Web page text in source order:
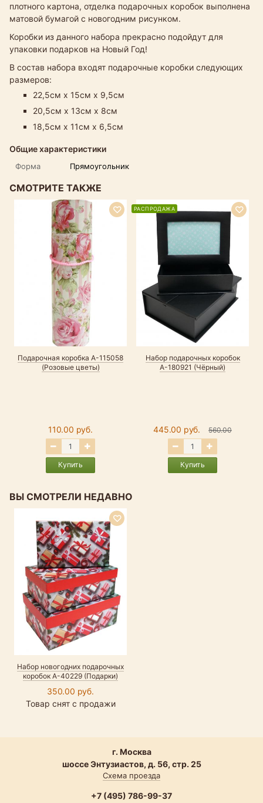
плотного картона, отделка подарочных коробок выполнена
матовой бумагой с новогодним рисунком.
Коробки из данного набора прекрасно подойдут для
упаковки подарков на Новый Год!
В состав набора входят подарочные коробки следующих
размеров:
22,5см х 15см х 9,5см
20,5см х 13см х 8см
18,5см х 11см х 6,5см
Общие характеристики
Форма Прямоугольник
СМОТРИТЕ ТАКЖЕ
Подарочная коробка А-115058
(Розовые цветы)
110.00 руб.
Купить
Набор подарочных коробок
А-180921 (Чёрный)
445.00 руб. 560.00
Купить
РАСПРОДАЖА
ВЫ СМОТРЕЛИ НЕДАВНО
Набор новогодних подарочных
коробок А-40229 (Подарки)
350.00 руб.
Товар снят с продажи
г. Москва
шоссе Энтузиастов, д. 56, стр. 25
Схема проезда
+7 (495) 786-99-37